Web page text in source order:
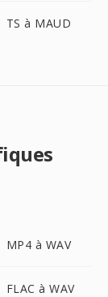
TS à MAUD
MP4 à WAV
FLAC à WAV